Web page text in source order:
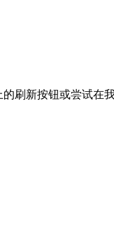
刷新按钮或尝试在